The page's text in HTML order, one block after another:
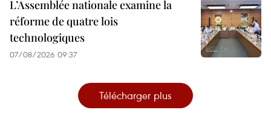
L’Assemblée nationale examine la
réforme de quatre lois
technologiques
07/08/2026 09:37
Télécharger plus